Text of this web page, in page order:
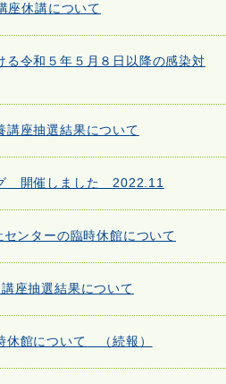
休講について
る令和５年５月８日以降の感染対
座抽選結果について
開催しました 2022.11
ンターの臨時休館について
座抽選結果について
休館について （続報）